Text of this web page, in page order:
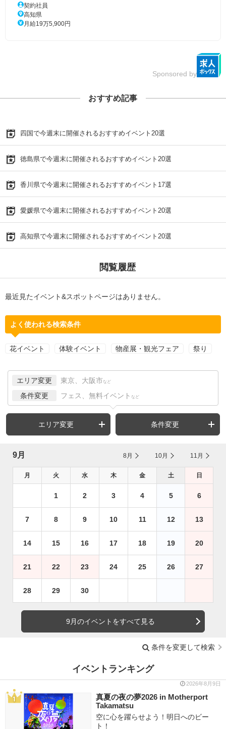
契約社員
高知県
月給19万5,900円
Sponsored by
おすすめ記事
四国で今週末に開催されるおすすめイベント20選
徳島県で今週末に開催されるおすすめイベント20選
香川県で今週末に開催されるおすすめイベント17選
愛媛県で今週末に開催されるおすすめイベント20選
高知県で今週末に開催されるおすすめイベント20選
閲覧履歴
最近見たイベント&スポットページはありません。
よく使われる検索条件
花イベント 体験イベント 物産展・観光フェア 祭り
エリア変更 東京、大阪市 など
条件変更 フェス、無料イベント など
エリア変更 条件変更
9月 8月 10月 11月
月 火 水 木 金 土 日
1 2 3 4 5 6
7 8 9 10 11 12 13
14 15 16 17 18 19 20
21 22 23 24 25 26 27
28 29 30
9月のイベントをすべて見る
条件を変更して検索
イベントランキング
2026年8月9日
真夏の夜の夢2026 in Motherport
Takamatsu
空に心を躍らせよう！明日へのビー
ト！